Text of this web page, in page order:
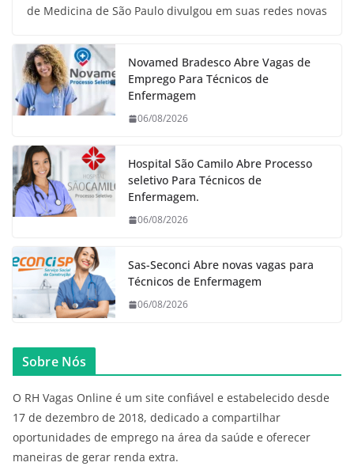
de Medicina de São Paulo divulgou em suas redes novas
Novamed Bradesco Abre Vagas de
Emprego Para Técnicos de
Enfermagem
06/08/2026
Hospital São Camilo Abre Processo
seletivo Para Técnicos de
Enfermagem.
06/08/2026
Sas-Seconci Abre novas vagas para
Técnicos de Enfermagem
06/08/2026
Sobre Nós
O RH Vagas Online é um site confiável e estabelecido desde
17 de dezembro de 2018, dedicado a compartilhar
oportunidades de emprego na área da saúde e oferecer
maneiras de gerar renda extra.